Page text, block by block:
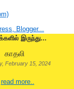
இருந்து...
காதலி
February 15, 2024
read more..